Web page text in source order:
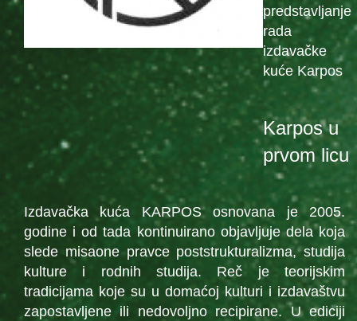
predstavljanje
rada
izdavačke
kuće Karpos
Karpos u
prvom licu
Izdavačka kuća KARPOS osnovana je 2005.
godine i od tada kontinuirano objavljuje dela koja
slede misaone pravce poststrukturalizma, studija
kulture i rodnih studija. Reč je teorijskim
tradicijama koje su u domaćoj kulturi i izdavaštvu
zapostavljene ili nedovoljno recipirane. U ediciji